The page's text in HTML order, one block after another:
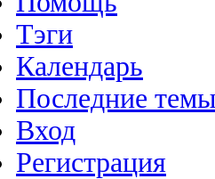
Тэги
Календарь
Последние
Вход
Регистрация